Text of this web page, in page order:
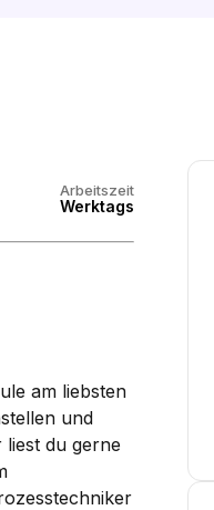
Arbeitszeit
Werktags
am liebsten
und
liest du gerne